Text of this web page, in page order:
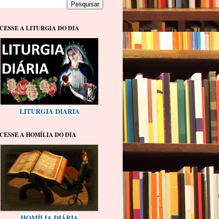
A LITURGIA DO DIA
LITURGIA DIARIA
A HOMÍLIA DO DIA